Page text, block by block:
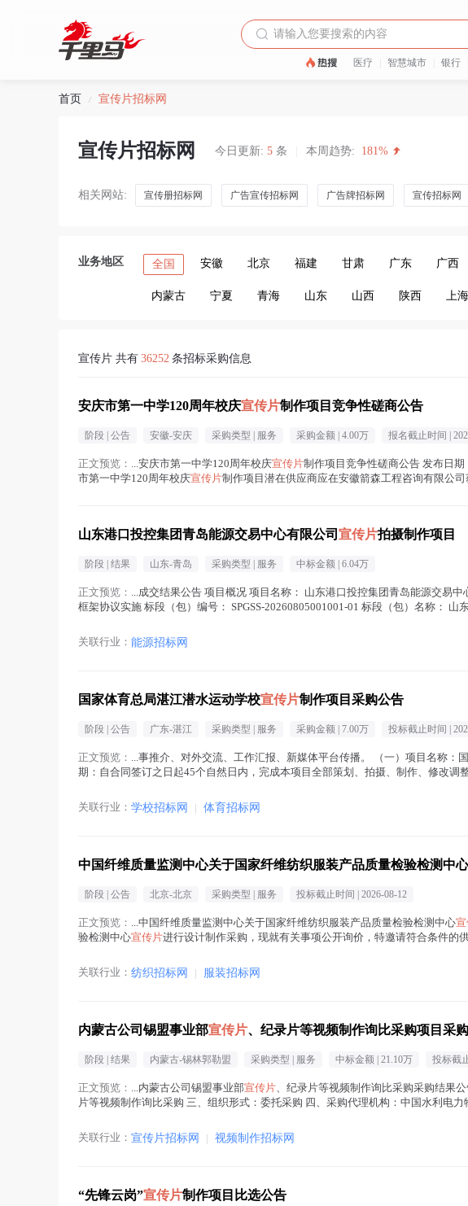
医疗 智慧城市 银行
首页 / 宣传片招标网
宣传片招标网 今日更新: 5 条 本周趋势: 181%
相关网站: 宣传册招标网 广告宣传招标网 广告牌招标网 宣传招标网
业务地区 全国 安徽 北京 福建 甘肃 广东 广西
内蒙古 宁夏 青海 山东 山西 陕西 上海
宣传片 共有 36252 条招标采购信息
安庆市第一中学120周年校庆宣传片制作项目竞争性磋商公告
阶段 | 公告 安徽-安庆 采购类型 | 服务 采购金额 | 4.00万 报名截止时间 |
正文预览： ...安庆市第一中学120周年校庆宣传片制作项目竞争性磋商公告 发布日
市第一中学120周年校庆宣传片制作项目潜在供应商应在安徽箭森工程咨询有限公
山东港口投控集团青岛能源交易中心有限公司 宣传片拍摄制作项目
阶段 | 结果 山东-青岛 采购类型 | 服务 中标金额 | 6.04万
正文预览： ...成交结果公告 项目概况 项目名称： 山东港口投控集团青岛能源交易中
框架协议实施 标段（包）编号： SPGSS-20260805001001-01 标段（包）名称： 山
关联行业： 能源招标网
国家体育总局湛江潜水运动学校宣传片制作项目采购公告
阶段 | 公告 广东-湛江 采购类型 | 服务 采购金额 | 7.00万 投标截止时间 |
正文预览： ...事推介、对外交流、工作汇报、新媒体平台传播。 （一）项目名称：
期：自合同签订之日起45个自然日内，完成本项目全部策划、拍摄、制作、修改
关联行业： 学校招标网 | 体育招标网
中国纤维质量监测中心关于国家纤维纺织服装产品质量检验检测中心
阶段 | 公告 北京-北京 采购类型 | 服务 投标截止时间 | 2026-08-12
正文预览： ...中国纤维质量监测中心关于国家纤维纺织服装产品质量检验检测中心
验检测中心宣传片进行设计制作采购，现就有关事项公开询价，特邀请符合条件的
关联行业： 纺织招标网 | 服装招标网
内蒙古公司锡盟事业部宣传片、纪录片等视频制作询比采购项目采
阶段 | 结果 内蒙古-锡林郭勒盟 采购类型 | 服务 中标金额 | 21.10万 投标截
正文预览： ...内蒙古公司锡盟事业部宣传片、纪录片等视频制作询比采购采购结果
片等视频制作询比采购 三、组织形式：委托采购 四、采购代理机构：中国水利电
关联行业： 宣传片招标网 | 视频制作招标网
“先锋云岗”宣传片制作项目比选公告